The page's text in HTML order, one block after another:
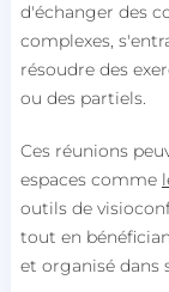
d'échanger des
complexes,
résoudre des
ou des partiels.
Ces réunions
espaces comme
outils de
tout en
et organisé dans